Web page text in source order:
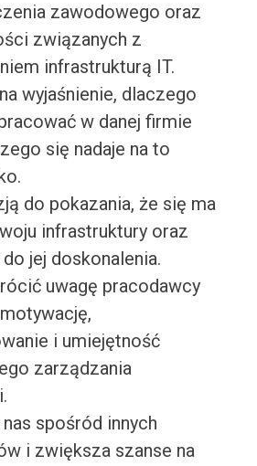
zawodowego oraz
związanych z
infrastrukturą IT.
wyjaśnienie, dlaczego
w danej firmie
się nadaje na to
do pokazania, że się ma
infrastruktury oraz
do jej doskonalenia.
uwagę pracodawcy
i umiejętność
zarządzania
spośród innych
i zwiększa szanse na